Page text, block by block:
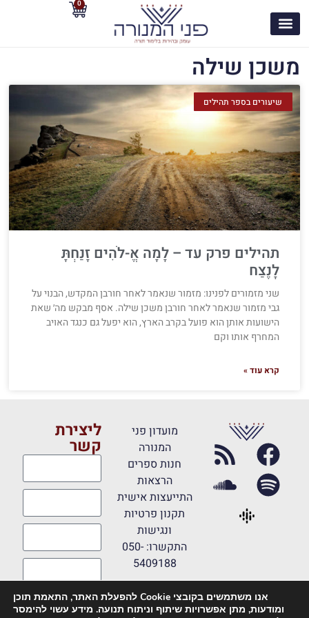
0
משכן שילה
שיעורים בספר תהילים
תהילים פרק עד – לָמָה אֱ-לֹהִים זָנַחְתָּ
לָנֶצַח
שני מזמורים לפנינו: מזמור שנאמר לאחר חורבן המקדש, הבנוי על
גבי מזמור שנאמר לאחר חורבן משכן שילה. אסף מבקש מה׳ שאת
הישועות אותן הוא פועל בקרב הארץ, הוא יפעל גם כנגד האויב
המחרף אותו וקם
קרא עוד »
מועדון פני
המנורה
חנות ספרים
הרצאות
התייעצות אישית
תקנון פרטיות
ונגישות
התקשרו: 050-
5409188
ליצירת
קשר
מאשר קבלת
אנו משתמשים בקובצי Cookie להפעלת האתר, התאמת תוכן
ומודעות, מתן אפשרויות שיתוף וניתוח תנועה. מידע עשוי להימסר